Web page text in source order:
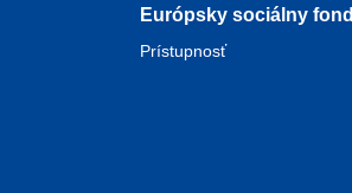
Európsky sociálny
Prístupnosť